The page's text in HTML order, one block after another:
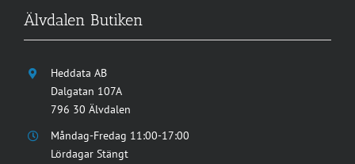
Älvdalen Butiken
Heddata AB
Dalgatan 107A
796 30 Älvdalen
Måndag-Fredag 11:00-17:00
Lördagar Stängt